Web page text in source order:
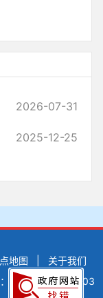
2026-07-31
2025-12-25
地图
关于我们
：42900502000503